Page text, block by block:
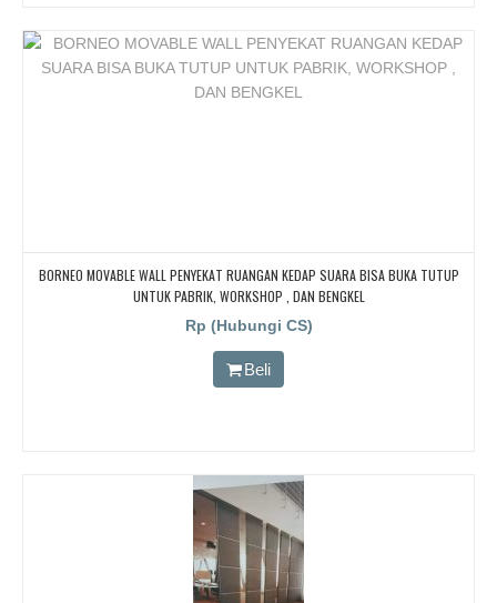
BORNEO MOVABLE WALL PENYEKAT RUANGAN KEDAP SUARA BISA BUKA TUTUP
UNTUK PABRIK, WORKSHOP , DAN BENGKEL
Rp (Hubungi CS)
Beli